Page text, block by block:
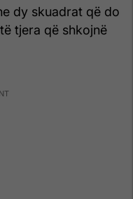
dy skuadrat që do
tjera që shkojnë